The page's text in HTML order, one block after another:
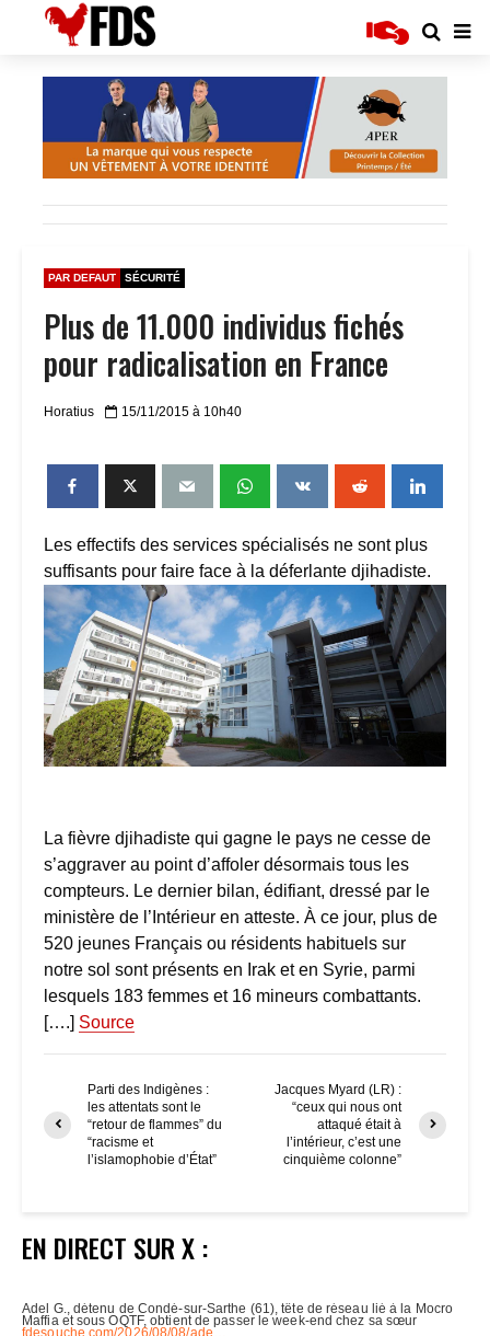
PAR DEFAUT SÉCURITÉ
Plus de 11.000 individus fichés
pour radicalisation en France
Horatius 15/11/2015 à 10h40
Les effectifs des services spécialisés ne sont plus
suffisants pour faire face à la déferlante djihadiste.
La fièvre djihadiste qui gagne le pays ne cesse de
s’aggraver au point d’affoler désormais tous les
compteurs. Le dernier bilan, édifiant, dressé par le
ministère de l’Intérieur en atteste. À ce jour, plus de
520 jeunes Français ou résidents habituels sur
notre sol sont présents en Irak et en Syrie, parmi
lesquels 183 femmes et 16 mineurs combattants.
[….] Source
Parti des Indigènes :
les attentats sont le
“retour de flammes” du
“racisme et
l’islamophobie d’État”
Jacques Myard (LR) :
“ceux qui nous ont
attaqué était à
l’intérieur, c’est une
cinquième colonne”
EN DIRECT SUR X :